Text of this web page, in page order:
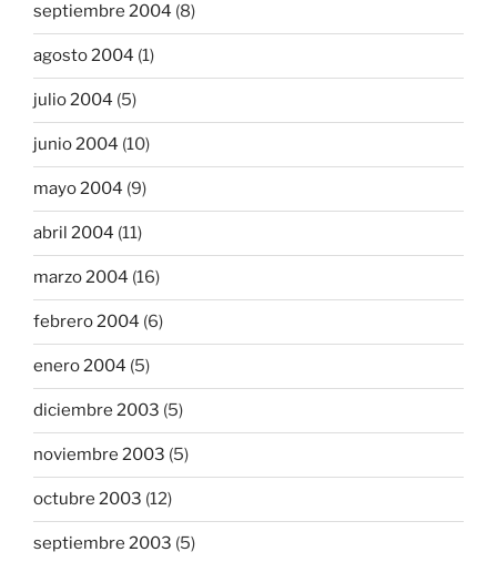
septiembre 2004 (8)
agosto 2004 (1)
julio 2004 (5)
junio 2004 (10)
mayo 2004 (9)
abril 2004 (11)
marzo 2004 (16)
febrero 2004 (6)
enero 2004 (5)
diciembre 2003 (5)
noviembre 2003 (5)
octubre 2003 (12)
septiembre 2003 (5)